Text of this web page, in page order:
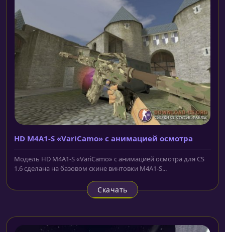
HD M4A1-S «VariCamo» с анимацией осмотра
Модель HD M4A1-S «VariCamo» с анимацией осмотра для CS
1.6 сделана на базовом скине винтовки M4A1-S...
Скачать